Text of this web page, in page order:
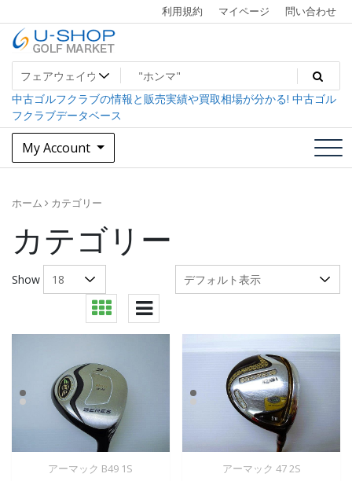
to
content
利用規約 マイページ 問い合わせ
U-SHOP Golf Market dev
中古ゴルフクラブ最大級！U-SHOPゴルフマーケット
中古ゴルフクラブの情報と販売実績や買取相場が分かる! 中古ゴル
フクラブデータベース
My Account
ホーム カテゴリー
カテゴリー
Show
アーマック B49 1S アーマック 47 2S